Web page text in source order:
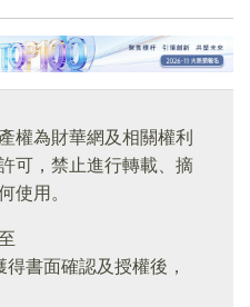
權為財華網及相關權利
可，禁止進行轉載、摘
使用。
得書面確認及授權後，